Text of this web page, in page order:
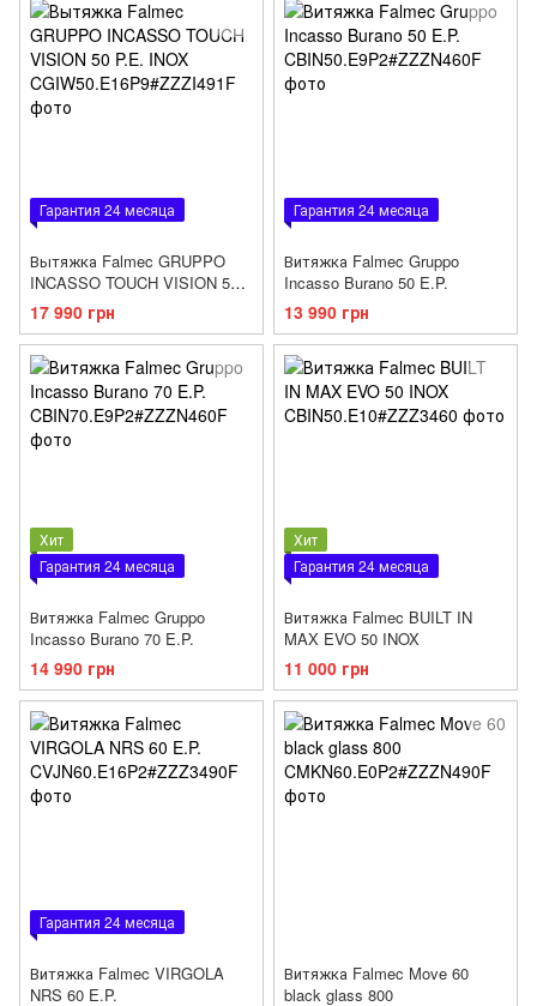
Гарантия 24 месяца
Вытяжка Falmec GRUPPO
INCASSO TOUCH VISION 50
P.E. INOX
17 990 грн
Гарантия 24 месяца
Витяжка Falmec Gruppo
Incasso Burano 50 E.P.
13 990 грн
Хит
Гарантия 24 месяца
Витяжка Falmec Gruppo
Incasso Burano 70 E.P.
14 990 грн
Хит
Гарантия 24 месяца
Витяжка Falmec BUILT IN
MAX EVO 50 INOX
11 000 грн
Гарантия 24 месяца
Витяжка Falmec VIRGOLA
NRS 60 E.P.
Витяжка Falmec Move 60
black glass 800